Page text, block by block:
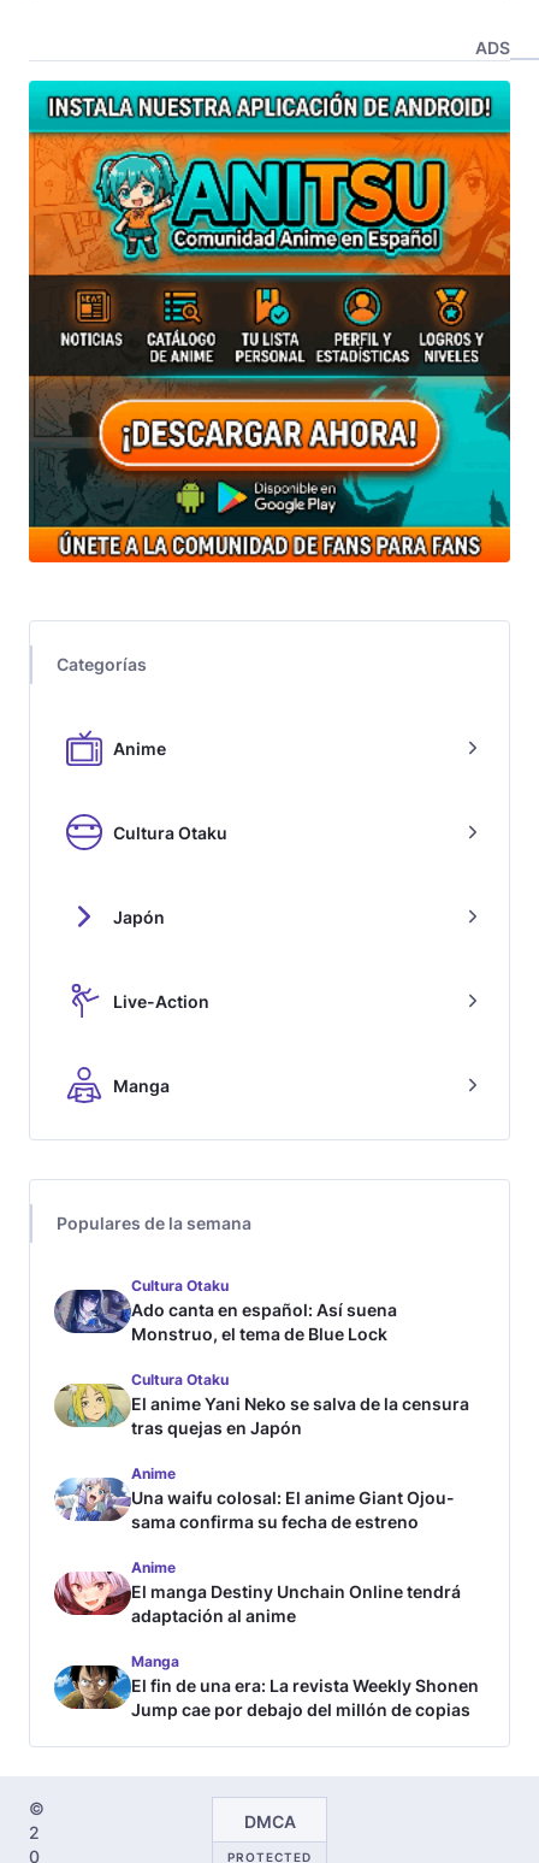
ADS
Categorías
Anime
Cultura Otaku
Japón
Live-Action
Manga
Populares de la semana
Cultura Otaku
Ado canta en español: Así suena
Monstruo, el tema de Blue Lock
Cultura Otaku
El anime Yani Neko se salva de la censura
tras quejas en Japón
Anime
Una waifu colosal: El anime Giant Ojou-
sama confirma su fecha de estreno
Anime
El manga Destiny Unchain Online tendrá
adaptación al anime
Manga
El fin de una era: La revista Weekly Shonen
Jump cae por debajo del millón de copias
©
2
0
DMCA
PROTECTED